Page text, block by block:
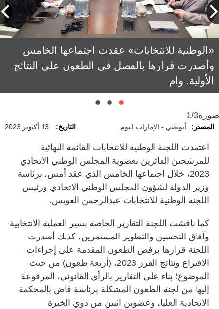
«الوطنية للانتخابات» عقدت اجتماعها الخامس
وأصدرت قرارها بالفصل في الطعون على النتائج
الأولية. وام
العويس خلال ترؤسه اجتماع اللجنة الوطنية
للانتخابات. وام
صورة1/3
المصدر: أبوظبي - الإمارات اليوم التاريخ: 13 أكتوبر 2023
اعتمدت اللجنة الوطنية للانتخابات القائمة النهائية
للمرشحين الفائزين بعضوية المجلس الوطني الاتحادي
2023، خلال اجتماعها الخامس الذي عقد أمس، برئاسة
وزير الدولة لشؤون المجلس الوطني الاتحادي ورئيس
اللجنة الوطنية للانتخابات عبدالرحمن العويس.
كما ناقشت اللجنة التقارير الخاصة بسير العملية الانتخابية
وآفاق التحسين والتطوير المستمرين، كذلك أصدرت
اللجنة قرارها برفض الطعون المقدمة على إجراءات
الاقتراع ونتائج الفرز 2023، (أربعة طعون) من حيث
الموضوع؛ بناء على التقارير بالرأي القانوني، المرفوعة
إليها من لجنة الطعون المشكلة برئاسة قاض بالمحكمة
الاتحادية العليا، وعضوين اثنين من ذوي الخبرة